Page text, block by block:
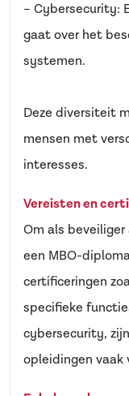
– Cybersecurity:
gaat over het
systemen.
Deze diversiteit
mensen met
interesses.
Vereisten en
Om als
een MBO-
certificeringen
specifieke
cybersecurity,
opleidingen vaak